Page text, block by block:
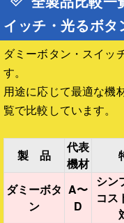
イッチ・光るボタ
ダミーボタン・スイッ
す。
用途に応じて最適な機
覧で比較しています。
製 品
代表
機材
ダミーボタ
ン
A〜
D
シン
コス